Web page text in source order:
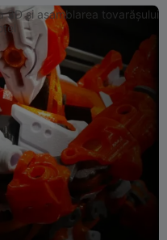
și asamblarea tovarășului